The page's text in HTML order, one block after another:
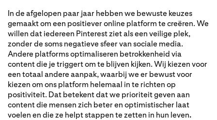
In de afgelopen paar jaar hebben we bewuste keuzes
gemaakt om een positiever online platform te creëren. We
willen dat iedereen Pinterest ziet als een veilige plek,
zonder de soms negatieve sfeer van sociale media.
Andere platforms optimaliseren betrokkenheid via
content die je triggert om te blijven kijken. Wij kiezen voor
een totaal andere aanpak, waarbij we er bewust voor
kiezen om ons platform helemaal in te richten op
positiviteit. Dat betekent dat we prioriteit geven aan
content die mensen zich beter en optimistischer laat
voelen en die ze helpt stappen te zetten in hun leven.